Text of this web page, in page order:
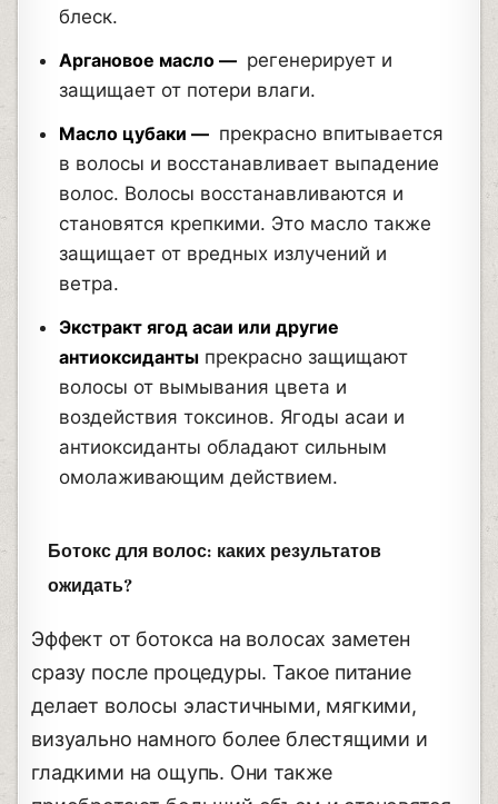
блеск.
Аргановое масло — регенерирует и
защищает от потери влаги.
Масло цубаки — прекрасно впитывается
в волосы и восстанавливает выпадение
волос. Волосы восстанавливаются и
становятся крепкими. Это масло также
защищает от вредных излучений и
ветра.
Экстракт ягод асаи или другие
антиоксиданты прекрасно защищают
волосы от вымывания цвета и
воздействия токсинов. Ягоды асаи и
антиоксиданты обладают сильным
омолаживающим действием.
Ботокс для волос: каких результатов
ожидать?
Эффект от ботокса на волосах заметен
сразу после процедуры. Такое питание
делает волосы эластичными, мягкими,
визуально намного более блестящими и
гладкими на ощупь. Они также